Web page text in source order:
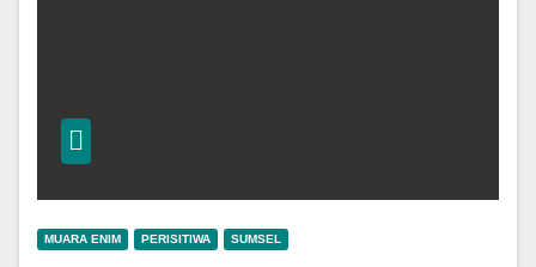
MUARA ENIM PERISITIWA SUMSEL